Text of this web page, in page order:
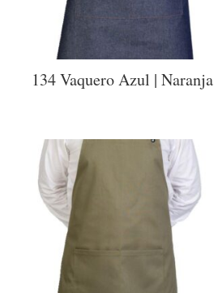
134 Vaquero Azul | Naranja